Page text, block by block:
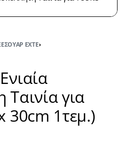
EXTE›
για
30cm 1τεμ.)